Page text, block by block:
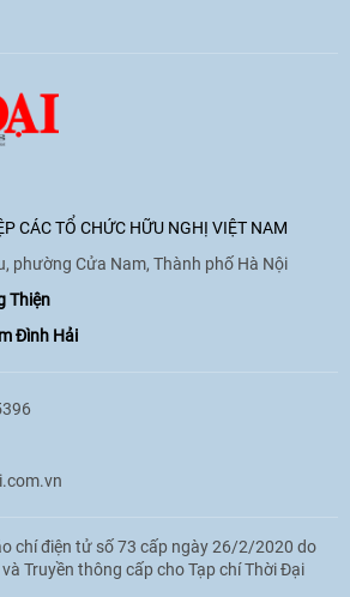
[Video] Lào dành ưu tiên hàng đầu cho
quan hệ với Việt Nam
[Video] Doanh nghiệp Hoa Kỳ hỗ trợ
Việt Nam xác định danh tính người mất
CÁC TỔ CHỨC HỮU NGHỊ VIỆT NAM
phường Cửa Nam, Thành phố Hà Nội
Thiện
Đình Hải
chí điện tử số 73 cấp ngày 26/2/2020 do
Truyền thông cấp cho Tạp chí Thời Đại